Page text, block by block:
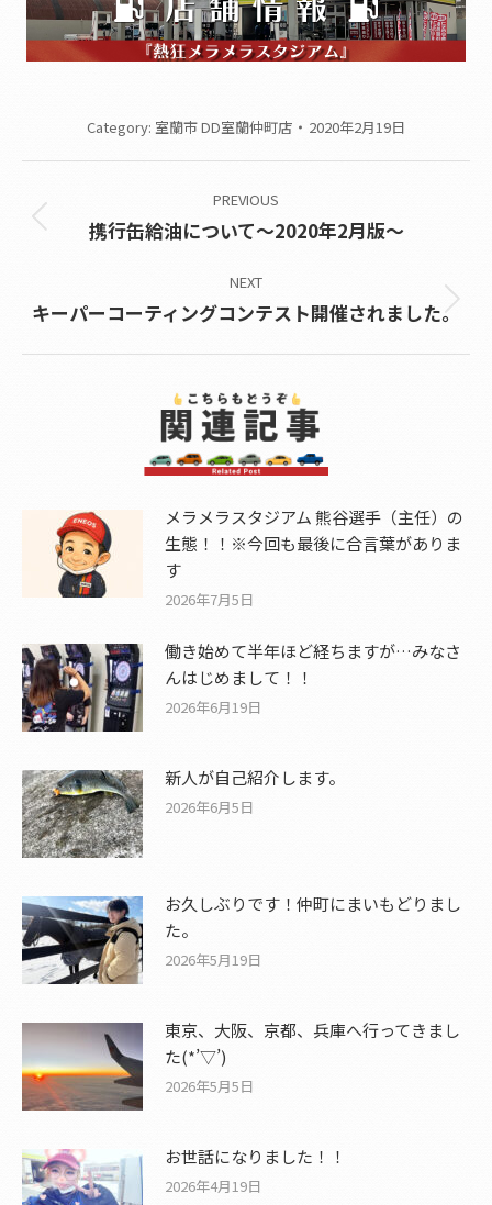
Category: 室蘭市 DD室蘭仲町店 2020年2月19日
navigation
PREVIOUS
Previous
携行缶給油について～2020年2月版～
NEXT
Next
キーパーコーティングコンテスト開催されました。
メラメラスタジアム 熊谷選手（主任）の
生態！！※今回も最後に合言葉がありま
す
2026年7月5日
働き始めて半年ほど経ちますが…みなさ
んはじめまして！！
2026年6月19日
新人が自己紹介します。
2026年6月5日
お久しぶりです！仲町にまいもどりまし
た。
2026年5月19日
東京、大阪、京都、兵庫へ行ってきまし
た(*’▽’)
2026年5月5日
お世話になりました！！
2026年4月19日